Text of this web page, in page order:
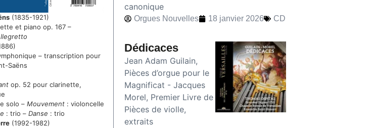
(1835-1921)
et piano op. 167 –
– transcription pour
Saëns
op. 52 pour clarinette,
solo – Mouvement : violoncelle
: trio – Danse : trio
(1992-1982)
canonique
Orgues Nouvelles 18 janvier 2026 CD
Dédicaces
Jean Adam Guilain,
Pièces d’orgue pour le
Magnificat - Jacques
Morel, Premier Livre de
Pièces de violle,
extraits